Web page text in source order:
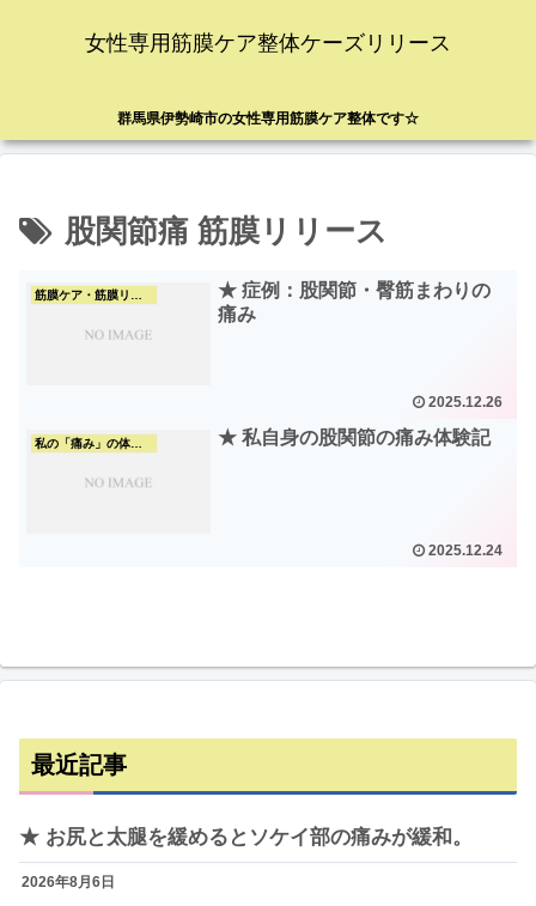
女性専用筋膜ケア整体ケーズリリース
群馬県伊勢崎市の女性専用筋膜ケア整体です☆
股関節痛 筋膜リリース
★ 症例：股関節・臀筋まわりの
痛み
2025.12.26
私の「痛み」の体験談 ★ 私自身の股関節の痛み体験記
2025.12.24
最近記事
★ お尻と太腿を緩めるとソケイ部の痛みが緩和。
2026年8月6日